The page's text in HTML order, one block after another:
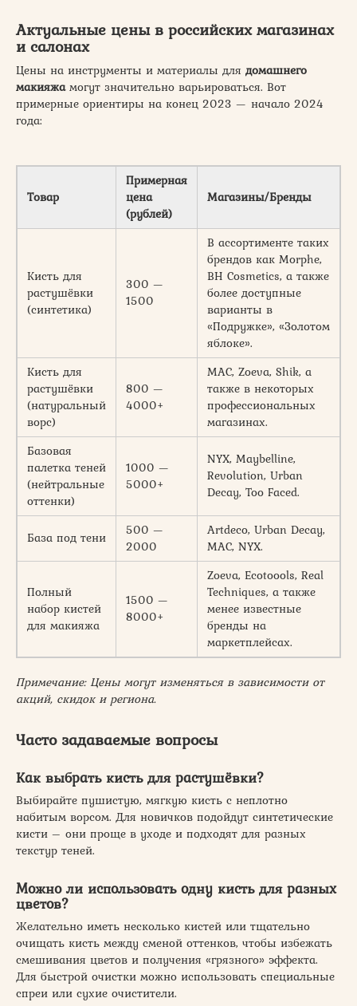
Актуальные цены в российских магазинах
и салонах
Цены на инструменты и материалы для домашнего
макияжамогут значительно варьироваться. Вот
примерные ориентиры на конец 2023 — начало 2024
года:
Товар
Примерная
цена
(рублей)
Магазины/Бренды
Кисть для
растушёвки
(синтетика)
300 —
1500
В ассортименте таких
брендов как Morphe,
BH Cosmetics, а также
более доступные
варианты в
«Подружке», «Золотом
яблоке».
Кисть для
растушёвки
(натуральный
ворс)
800 —
4000+
MAC, Zoeva, Shik, а
также в некоторых
профессиональных
магазинах.
Базовая
палетка теней
(нейтральные
оттенки)
1000 —
5000+
NYX, Maybelline,
Revolution, Urban
Decay, Too Faced.
База под тени
500 —
2000
Artdeco, Urban Decay,
MAC, NYX.
Полный
набор кистей
для макияжа
1500 —
8000+
Zoeva, Ecotoools, Real
Techniques, а также
менее известные
бренды на
маркетплейсах.
Примечание: Цены могут изменяться в зависимости от
акций, скидок и региона.
Часто задаваемые вопросы
Как выбрать кисть для растушёвки?
Выбирайте пушистую, мягкую кисть с неплотно
набитым ворсом. Для новичков подойдут синтетические
кисти – они проще в уходе и подходят для разных
текстур теней.
Можно ли использовать одну кисть для разных
цветов?
Желательно иметь несколько кистей или тщательно
очищать кисть между сменой оттенков, чтобы избежать
смешивания цветов и получения «грязного» эффекта.
Для быстрой очистки можно использовать специальные
спреи или сухие очистители.